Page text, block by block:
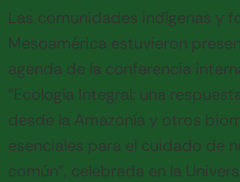
Las comunidades indígenas y
Mesoamérica estuvieron
agenda de la conferencia
“Ecología Integral: una
desde la Amazonía y otros
esenciales para el cuidado de
común”, celebrada en la